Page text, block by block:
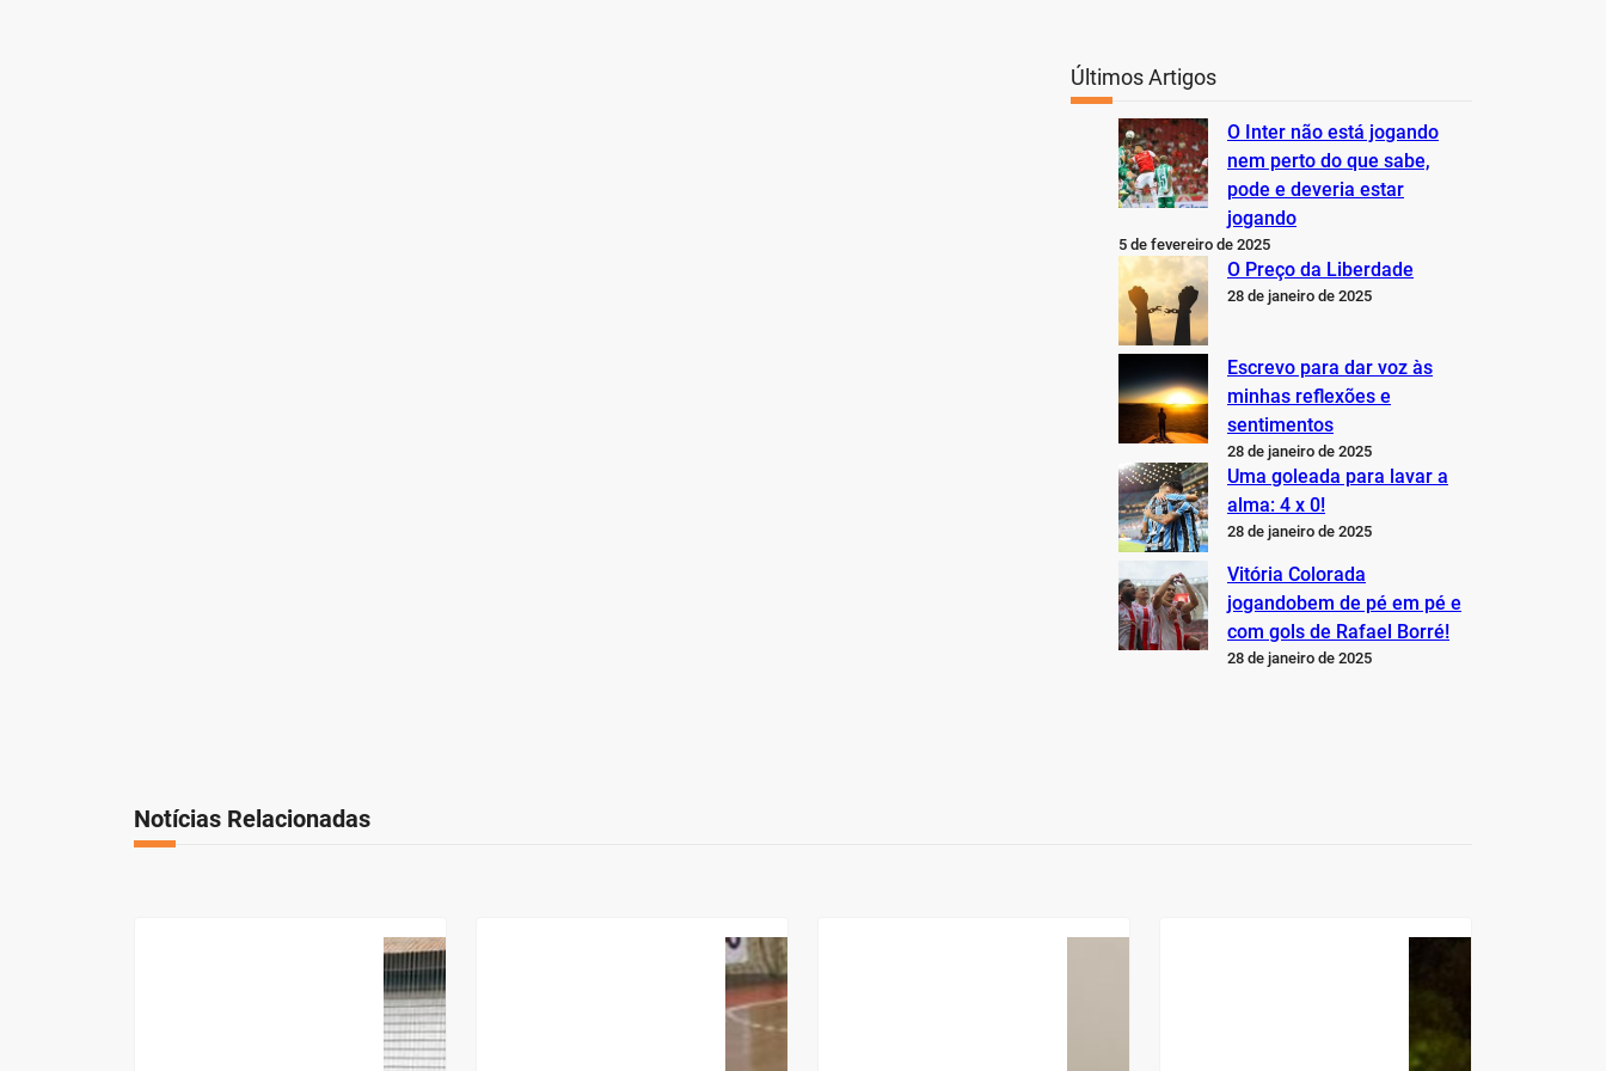
Últimos Artigos
O Inter não está jogando
nem perto do que sabe,
pode e deveria estar
jogando
5 de fevereiro de 2025
O Preço da Liberdade
28 de janeiro de 2025
Escrevo para dar voz às
minhas reflexões e
sentimentos
28 de janeiro de 2025
Uma goleada para lavar a
alma: 4 x 0!
28 de janeiro de 2025
Vitória Colorada
jogandobem de pé em pé e
com gols de Rafael Borré!
28 de janeiro de 2025
Notícias Relacionadas